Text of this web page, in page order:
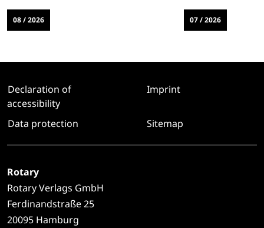
08 / 2026 07 / 2026
Declaration of
accessibility
Imprint
Data protection Sitemap
Rotary
Rotary Verlags GmbH
Ferdinandstraße 25
20095 Hamburg